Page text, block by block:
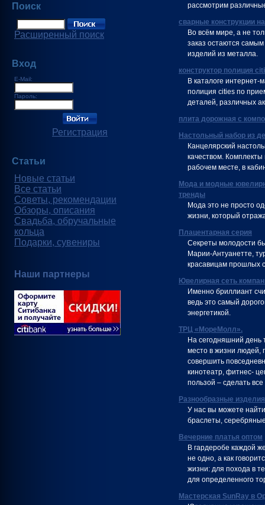
Поиск
Расширенный поиск
Вход
E-Mail:
Пароль:
Регистрация
Статьи
Новые статьи
Все статьи
Советы, рекомендации
Обзоры, описания
Свадьба, обручальные
кольца
Подарки, сувениры
Наши партнеры
рассмотрим
сварные конструкции
Во всём мире, а не
заказ остаются
изделий из металла.
конструктор полиция
В каталоге интернет-
полиция cities по
деталей, различных
плита дорожная с
Настольный набор из
Канцелярский
качеством.
рабочем месте, в
Мода и модные
тренды
Мода это не просто
жизни, который
Плацентарная серия
Секреты молодости
Марии-Антуанетте,
красавицам прошлых
Ювелирная сеть
Именно бриллиант
ведь это самый
энергетикой.
ТРЦ «МореМолл».
На сегодняшний день
место в жизни людей,
совершить
кинотеатр, фитнес-
пользой – сделать все
Разнообразные
У нас вы можете
браслеты,
Вечерние платья оптом
В гардеробе каждой
не одно, а как
жизни: для похода в
для определенного
Мастерская SunRay в